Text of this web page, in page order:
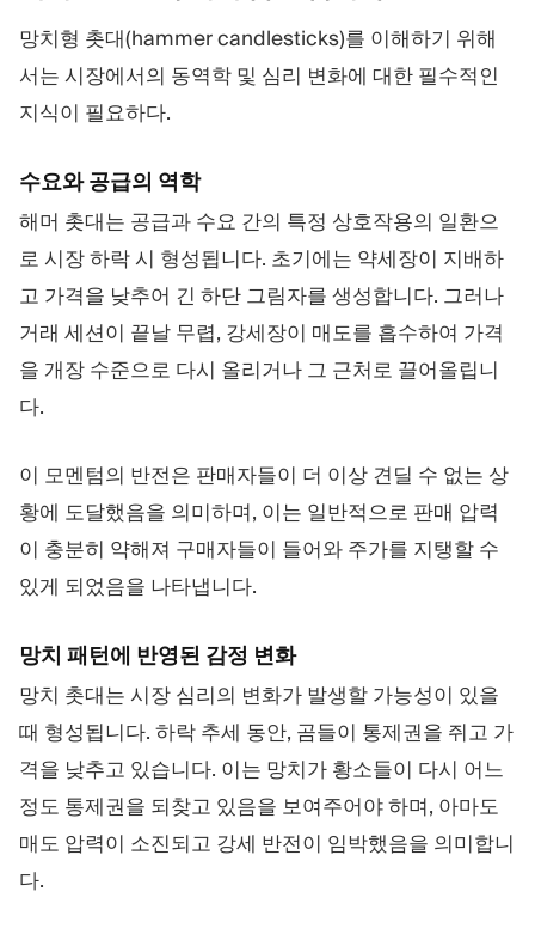
망치형 촛대(hammer candlesticks)를 이해하기 위해
서는 시장에서의 동역학 및 심리 변화에 대한 필수적인
지식이 필요하다.
수요와 공급의 역학
해머 촛대는 공급과 수요 간의 특정 상호작용의 일환으
로 시장 하락 시 형성됩니다. 초기에는 약세장이 지배하
고 가격을 낮추어 긴 하단 그림자를 생성합니다. 그러나
거래 세션이 끝날 무렵, 강세장이 매도를 흡수하여 가격
을 개장 수준으로 다시 올리거나 그 근처로 끌어올립니
다.
이 모멘텀의 반전은 판매자들이 더 이상 견딜 수 없는 상
황에 도달했음을 의미하며, 이는 일반적으로 판매 압력
이 충분히 약해져 구매자들이 들어와 주가를 지탱할 수
있게 되었음을 나타냅니다.
망치 패턴에 반영된 감정 변화
망치 촛대는 시장 심리의 변화가 발생할 가능성이 있을
때 형성됩니다. 하락 추세 동안, 곰들이 통제권을 쥐고 가
격을 낮추고 있습니다. 이는 망치가 황소들이 다시 어느
정도 통제권을 되찾고 있음을 보여주어야 하며, 아마도
매도 압력이 소진되고 강세 반전이 임박했음을 의미합니
다.